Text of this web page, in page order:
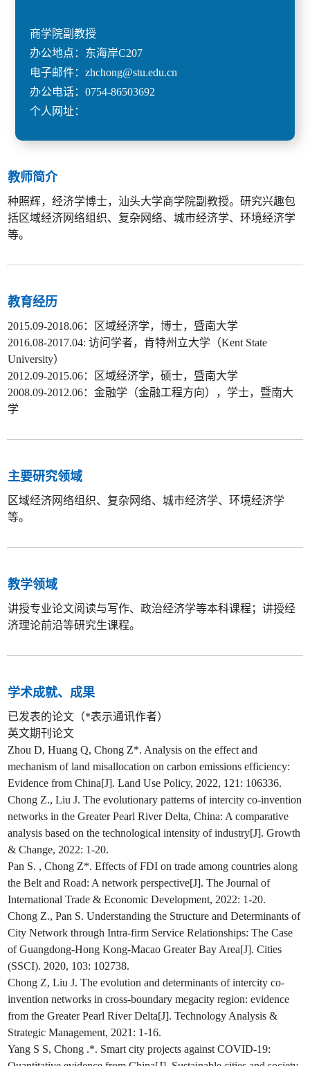
商学院副教授
办公地点：东海岸C207
电子邮件：zhchong@stu.edu.cn
办公电话：0754-86503692
个人网址：
教师简介
种照辉，经济学博士，汕头大学商学院副教授。研究兴趣包
括区域经济网络组织、复杂网络、城市经济学、环境经济学
等。
教育经历
2015.09-2018.06：区域经济学，博士，暨南大学
2016.08-2017.04: 访问学者，肯特州立大学（Kent State
University）
2012.09-2015.06：区域经济学，硕士，暨南大学
2008.09-2012.06：金融学（金融工程方向），学士，暨南大
学
主要研究领域
区域经济网络组织、复杂网络、城市经济学、环境经济学
等。
教学领域
讲授专业论文阅读与写作、政治经济学等本科课程；讲授经
济理论前沿等研究生课程。
学术成就、成果
已发表的论文（*表示通讯作者）
英文期刊论文
Zhou D, Huang Q, Chong Z*. Analysis on the effect and
mechanism of land misallocation on carbon emissions efficiency:
Evidence from China[J]. Land Use Policy, 2022, 121: 106336.
Chong Z., Liu J. The evolutionary patterns of intercity co-invention
networks in the Greater Pearl River Delta, China: A comparative
analysis based on the technological intensity of industry[J]. Growth
& Change, 2022: 1-20.
Pan S. , Chong Z*. Effects of FDI on trade among countries along
the Belt and Road: A network perspective[J]. The Journal of
International Trade & Economic Development, 2022: 1-20.
Chong Z., Pan S. Understanding the Structure and Determinants of
City Network through Intra-firm Service Relationships: The Case
of Guangdong-Hong Kong-Macao Greater Bay Area[J]. Cities
(SSCI). 2020, 103: 102738.
Chong Z, Liu J. The evolution and determinants of intercity co-
invention networks in cross-boundary megacity region: evidence
from the Greater Pearl River Delta[J]. Technology Analysis &
Strategic Management, 2021: 1-16.
Yang S S, Chong .*. Smart city projects against COVID-19: